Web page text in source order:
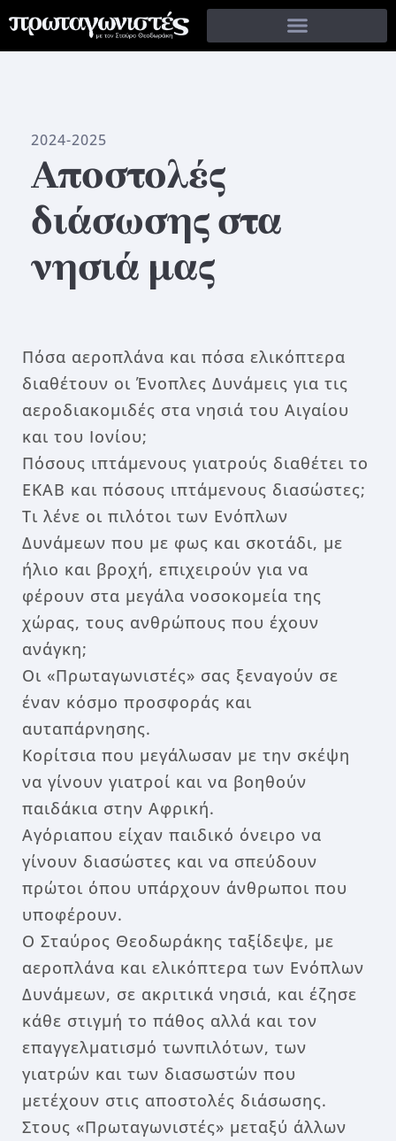
2024-2025
Αποστολές
διάσωσης στα
νησιά μας
Πόσα αεροπλάνα και πόσα ελικόπτερα
διαθέτουν οι Ένοπλες Δυνάμεις για τις
αεροδιακομιδές στα νησιά του Αιγαίου
και του Ιονίου;
Πόσους ιπτάμενους γιατρούς διαθέτει το
ΕΚΑΒ και πόσους ιπτάμενους διασώστες;
Τι λένε οι πιλότοι των Ενόπλων
Δυνάμεων που με φως και σκοτάδι, με
ήλιο και βροχή, επιχειρούν για να
φέρουν στα μεγάλα νοσοκομεία της
χώρας, τους ανθρώπους που έχουν
ανάγκη;
Οι «Πρωταγωνιστές» σας ξεναγούν σε
έναν κόσμο προσφοράς και
αυταπάρνησης.
Κορίτσια που μεγάλωσαν με την σκέψη
να γίνουν γιατροί και να βοηθούν
παιδάκια στην Αφρική.
Αγόριαπου είχαν παιδικό όνειρο να
γίνουν διασώστες και να σπεύδουν
πρώτοι όπου υπάρχουν άνθρωποι που
υποφέρουν.
Ο Σταύρος Θεοδωράκης ταξίδεψε, με
αεροπλάνα και ελικόπτερα των Ενόπλων
Δυνάμεων, σε ακριτικά νησιά, και έζησε
κάθε στιγμή το πάθος αλλά και τον
επαγγελματισμό τωνπιλότων, των
γιατρών και των διασωστών που
μετέχουν στις αποστολές διάσωσης.
Στους «Πρωταγωνιστές» μεταξύ άλλων